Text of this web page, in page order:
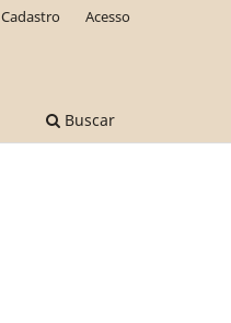
Buscar
Cadastro Acesso